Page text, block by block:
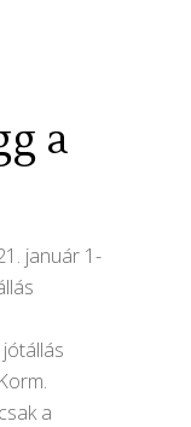
a
január 1-
a